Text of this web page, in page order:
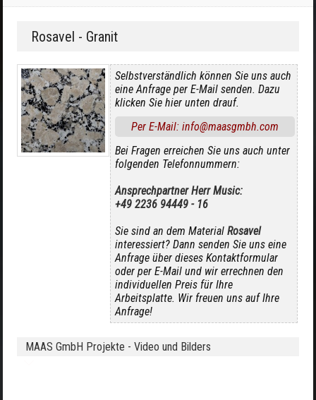
Rosavel - Granit
Selbstverständlich können Sie uns auch
eine Anfrage per E-Mail senden. Dazu
klicken Sie hier unten drauf.
Per E-Mail: info@maasgmbh.com
Bei Fragen erreichen Sie uns auch unter
folgenden Telefonnummern:
Ansprechpartner Herr Music:
+49 2236 94449 - 16
Sie sind an dem Material Rosavel
interessiert? Dann senden Sie uns eine
Anfrage über dieses Kontaktformular
oder per E-Mail und wir errechnen den
individuellen Preis für Ihre
Arbeitsplatte. Wir freuen uns auf Ihre
Anfrage!
MAAS GmbH Projekte - Video und Bilders